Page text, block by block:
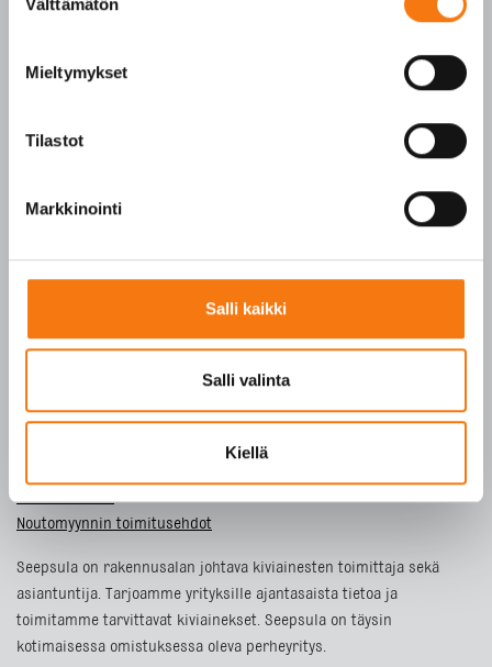
valinta
Mieltymykset
Tilastot
Markkinointi
Salli kaikki
Salli valinta
Kiellä
SFS-EN 12620
Tietosuojaseloste
TUOTTEET
VASTUULLISUUS
Toimitusehdot
Noutomyynnin toimitusehdot
Seepsula on rakennusalan johtava kiviainesten toimittaja sekä
asiantuntija. Tarjoamme yrityksille ajantasaista tietoa ja
toimitamme tarvittavat kiviainekset. Seepsula on täysin
kotimaisessa omistuksessa oleva perheyritys.